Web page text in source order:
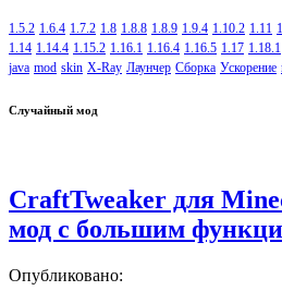
1.5.2 1.6.4 1.7.2 1.8 1.8.8 1.8.9 1.9.4 1.10.2 1.11
1.14 1.14.4 1.15.2 1.16.1 1.16.4 1.16.5 1.17 1.18.1
java mod skin X-Ray Лаунчер Сборка Ускорение
Случайный мод
CraftTweaker для
мод с большим
Опубликовано: